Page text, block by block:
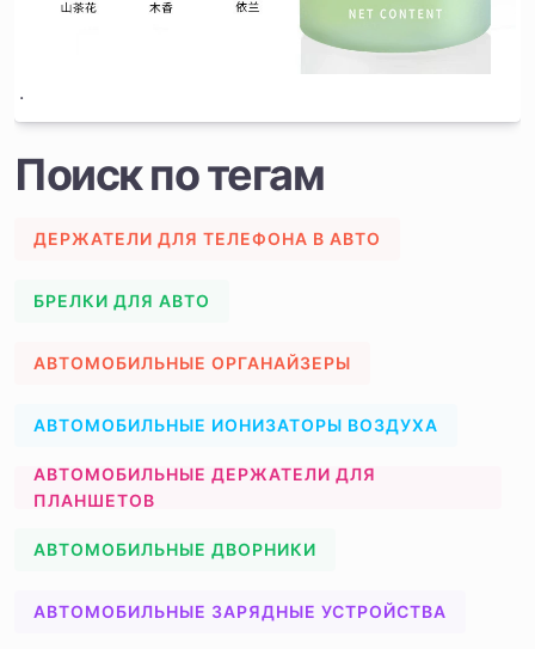
.
Поиск по тегам
ДЕРЖАТЕЛИ ДЛЯ ТЕЛЕФОНА В АВТО
БРЕЛКИ ДЛЯ АВТО
АВТОМОБИЛЬНЫЕ ОРГАНАЙЗЕРЫ
АВТОМОБИЛЬНЫЕ ИОНИЗАТОРЫ ВОЗДУХА
АВТОМОБИЛЬНЫЕ ДЕРЖАТЕЛИ ДЛЯ
ПЛАНШЕТОВ
АВТОМОБИЛЬНЫЕ ДВОРНИКИ
АВТОМОБИЛЬНЫЕ ЗАРЯДНЫЕ УСТРОЙСТВА